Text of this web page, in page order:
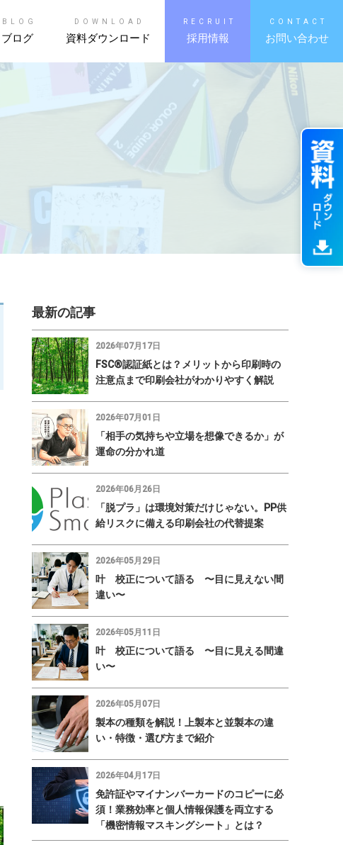
BLOG
ブログ
DOWNLOAD
資料ダウンロード
RECRUIT
採用情報
CONTACT
お問い合わせ
最新の記事
2026年07月17日
FSC®認証紙とは？メリットから印刷時の
注意点まで印刷会社がわかりやすく解説
2026年07月01日
「相手の気持ちや立場を想像できるか」が
運命の分かれ道
2026年06月26日
「脱プラ」は環境対策だけじゃない。PP供
給リスクに備える印刷会社の代替提案
2026年05月29日
叶 校正について語る 〜目に見えない間
違い〜
2026年05月11日
叶 校正について語る 〜目に見える間違
い〜
2026年05月07日
製本の種類を解説！上製本と並製本の違
い・特徴・選び方まで紹介
2026年04月17日
免許証やマイナンバーカードのコピーに必
須！業務効率と個人情報保護を両立する
「機密情報マスキングシート」とは？